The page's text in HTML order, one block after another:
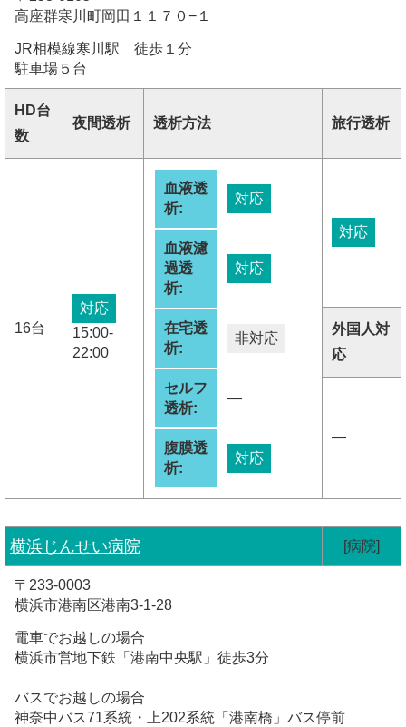
高座群寒川町岡田１１７０−１
JR相模線寒川駅 徒歩１分
駐車場５台
HD台
数
夜間透析 透析方法 旅行透析
16台
対応
15:00-
22:00
血液透
析:
対応
血液濾
過透
析:
対応
在宅透
析:
非対応
セルフ
透析:
―
腹膜透
析:
対応
対応
外国人対
応
―
横浜じんせい病院 [病院]
〒233-0003
横浜市港南区港南3-1-28
電車でお越しの場合
横浜市営地下鉄「港南中央駅」徒歩3分
バスでお越しの場合
神奈中バス71系統・上202系統「港南橋」バス停前